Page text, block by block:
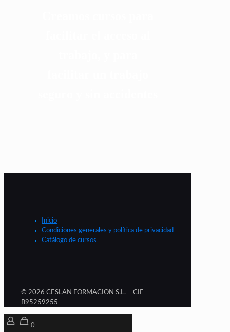
Inicio
Condiciones generales y política de privacidad
Catálogo de cursos
© 2026 CESLAN FORMACION S.L. – CIF
B95259255
0